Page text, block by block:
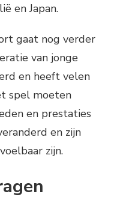
en Japan.
gaat nog verder
van jonge
en heeft velen
spel moeten
en prestaties
en zijn
zijn.